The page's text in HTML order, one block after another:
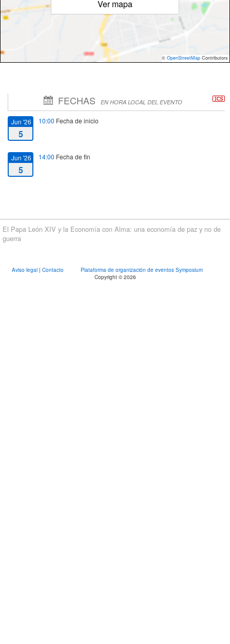
Ver mapa
© OpenStreetMap Contributors
FECHAS EN HORA LOCAL DEL EVENTO
Jun '26
5
10:00 Fecha de inicio
Jun '26
5
14:00 Fecha de fin
El Papa León XIV y la Economía con Alma: una economía de paz y no de
guerra
Aviso legal | Contacto
Plataforma de organización de eventos Symposium
Copyright © 2026